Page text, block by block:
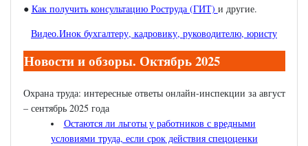
● Как получить консультацию Роструда (ГИТ) и другие.
Видео.Инок бухгалтеру, кадровику, руководителю, юристу
Новости и обзоры. Октябрь 2025
Охрана труда: интересные ответы онлайн-инспекции за август
– сентябрь 2025 года
Остаются ли льготы у работников с вредными
условиями труда, если срок действия спецоценки